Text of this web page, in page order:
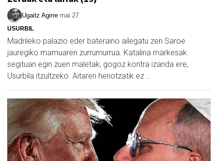
Ugaitz Agirre mai 27
USURBIL
Madrileko palazio eder bateraino ailegatu zen Saroe
jauregiko mamuaren zurrumurrua. Katalina markesak
segituan egin zuen maletak, gogoz kontra izanda ere,
Usurbila itzultzeko. Aitaren heriotzatik ez …